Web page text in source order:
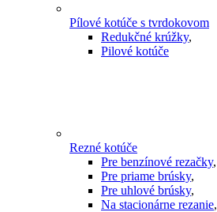
Pílové kotúče s tvrdokovom
Redukčné krúžky,
Pilové kotúče
Rezné kotúče
Pre benzínové rezačky,
Pre priame brúsky,
Pre uhlové brúsky,
Na stacionárne rezanie,